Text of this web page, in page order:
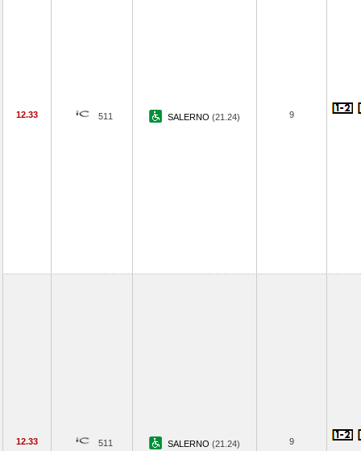
12.33 511 SALERNO (21.24) 9
12.33 511 SALERNO (21.24) 9